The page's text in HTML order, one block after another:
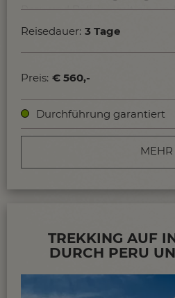
Peru und Bolivien mit einem
Reisedauer: 3 Tage
Preis: € 560,-
Durchführung garantiert
MEHR
TREKKING AUF
DURCH PERU